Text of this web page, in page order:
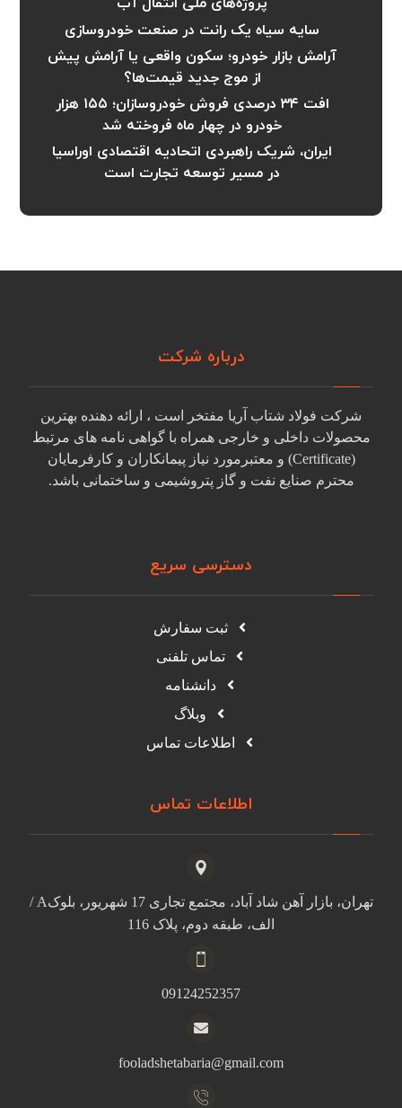
سایه سیاه یک رانت در صنعت خودروسازی
آرامش بازار خودرو؛ سکون واقعی یا آرامش پیش
از موج جدید قیمت‌ها؟
افت ۳۴ درصدی فروش خودروسازان؛ ۱۵۵ هزار
خودرو در چهار ماه فروخته شد
ایران، شریک راهبردی اتحادیه اقتصادی اوراسیا
در مسیر توسعه تجارت است
درباره شرکت
شرکت فولاد شتاب آریا مفتخر است ، ارائه دهنده بهترین
محصولات داخلی و خارجی همراه با گواهی نامه های مرتبط
(Certificate) و معتبرمورد نیاز پیمانکاران و کارفرمایان
محترم صنایع نفت و گاز پتروشیمی و ساختمانی باشد.
دسترسی سریع
ثبت سفارش
تماس تلفنی
دانشنامه
وبلاگ
اطلاعات تماس
اطلاعات تماس
تهران، بازار آهن شاد آباد، مجتمع تجاری 17 شهریور، بلوکA /
الف، طبقه دوم، پلاک 116
09124252357
fooladshetabaria@gmail.com